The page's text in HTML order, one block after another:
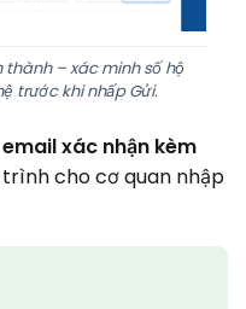
thành – xác minh số hộ
trước khi nhấp Gửi.
email xác nhận kèm
trình cho cơ quan nhập